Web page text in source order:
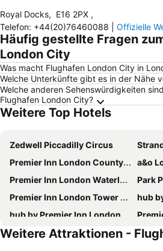
Royal Docks, E16 2PX ,
Telefon: +44(20)76460088 Offizielle
Häufig gestellte Fragen
London City
Was macht Flughafen London City in
Welche Unterkünfte gibt es in der Nähe
Welche anderen Sehenswürdigkeiten
Flughafen London City?
Weitere Top Hotels
Zedwell Piccadilly Circus
Premier Inn London County Hall
a&o
Premier Inn London Waterloo - York Road
Park
Premier Inn London Tower Bridge
hub by
hub by Premier Inn London Covent Garden hotel
Premier Inn
Premier Inn London Canary Wharf (Westferry) hotel
Weitere Attraktionen -